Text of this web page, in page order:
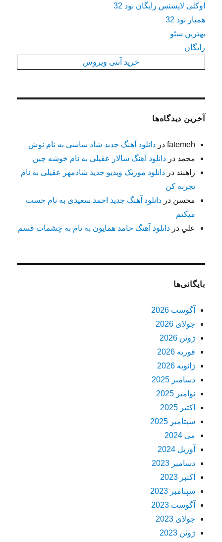
اوکلی لایسنس رایگان نود 32
همیار نود 32
بهترین سئو
رایگان
خرید آنتی ویروس
آخرین دیدگاه‌ها
fatemeh دردانلود آهنگ جدید شاد ساسی به نام نوش
محمد دردانلود آهنگ سالار عقیلی به نام خوشه چین
راهبند دردانلود موزیک ویدیو جدید شادمهر عقیلی به نام
تجربه کن
محسن دردانلود آهنگ جدید احمد سعیدی به نام حست
میکنم
علي دردانلود آهنگ حامد همایون به نام به چشمات قسم
بایگانی‌ها
آگوست 2026
جولای 2026
ژوئن 2026
فوریه 2026
ژانویه 2026
دسامبر 2025
نوامبر 2025
اکتبر 2025
سپتامبر 2025
می 2024
آوریل 2024
دسامبر 2023
اکتبر 2023
سپتامبر 2023
آگوست 2023
جولای 2023
ژوئن 2023